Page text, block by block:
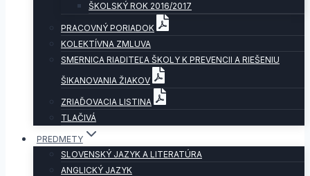
ŠKOLSKÝ ROK 2016/2017
PRACOVNÝ PORIADOK
KOLEKTÍVNA ZMLUVA
SMERNICA RIADITEĽA ŠKOLY K PREVENCII A RIEŠENIU
ŠIKANOVANIA ŽIAKOV
ZRIAĎOVACIA LISTINA
TLAČIVÁ
PREDMETY
SLOVENSKÝ JAZYK A LITERATÚRA
ANGLICKÝ JAZYK